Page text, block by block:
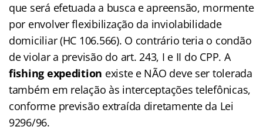
que será efetuada a busca e apreensão, mormente
por envolver flexibilização da inviolabilidade
domiciliar (HC 106.566). O contrário teria o condão
de violar a previsão do art. 243, I e II do CPP. A
fishing expedition existe e NÃO deve ser tolerada
também em relação às interceptações telefônicas,
conforme previsão extraída diretamente da Lei
9296/96.